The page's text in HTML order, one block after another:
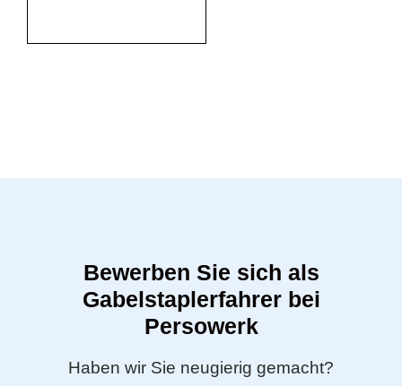
Bewerben Sie sich als
Gabelstaplerfahrer bei
Persowerk
Haben wir Sie neugierig gemacht?